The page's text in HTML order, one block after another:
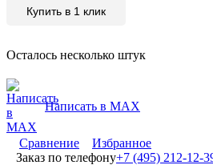
Купить в 1 клик
Осталось несколько штук
Написать в MAX
Сравнение
Избранное
Заказ по телефону+7 (495) 212-12-